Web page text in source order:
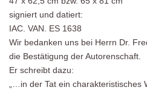
signiert und datiert:
IAC. VAN. ES 1638
Wir bedanken uns bei Herrn Dr.
die Bestätigung der Autorenschaft.
Er schreibt dazu:
„…in der Tat ein charakteristisches